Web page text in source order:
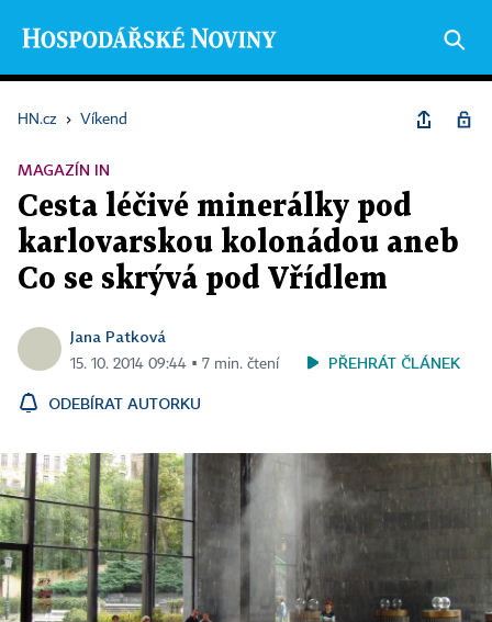
HN.cz › Víkend
MAGAZÍN IN
Cesta léčivé minerálky pod
karlovarskou kolonádou aneb
Co se skrývá pod Vřídlem
Jana Patková
15. 10. 2014 09:44 ▪ 7 min. čtení PŘEHRÁT ČLÁNEK
ODEBÍRAT AUTORKU